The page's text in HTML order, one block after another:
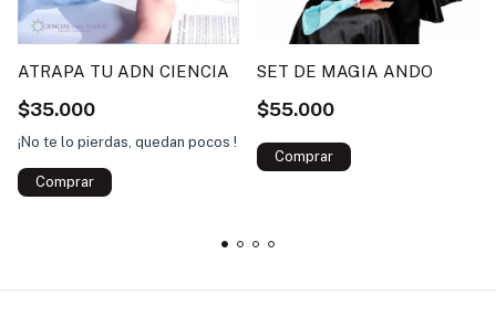
ATRAPA TU ADN CIENCIA
$35.000
¡No te lo pierdas, quedan pocos !
SET DE MAGIA ANDO
$55.000